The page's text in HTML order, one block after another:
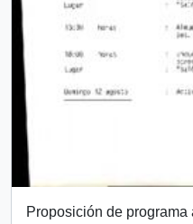
Proposición de